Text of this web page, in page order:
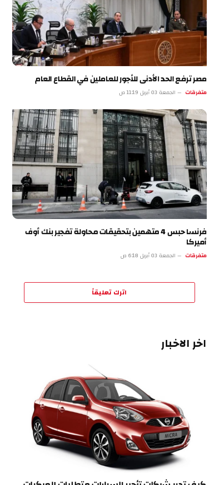
مصر ترفع الحد الأدنى للأجور للعاملين في القطاع العام
متفرقات الجمعة 03 أبريل 11:19 ص
فرنسا حبس 4 متهمين بتحقيقات محاولة تفجير بنك أوف
أميركا
متفرقات الجمعة 03 أبريل 6:18 ص
اترك تعليقاً
اخر الاخبار